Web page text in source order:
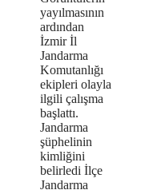
yayılmasının
ardından
İzmir İl
Jandarma
Komutanlığı
ekipleri olayla
ilgili çalışma
başlattı.
Jandarma
şüphelinin
kimliğini
belirledi İlçe
Jandarma